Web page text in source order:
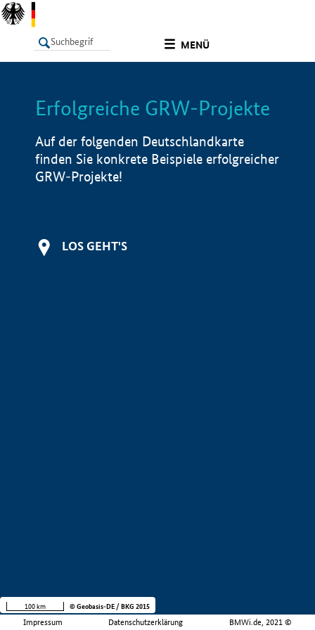
MENÜ
LISTE Info
Erfolgreiche GRW-Projekte
Auf der folgenden Deutschlandkarte
finden Sie konkrete Beispiele erfolgreicher
GRW-Projekte!
LOS GEHT'S
Impressum Datenschutzerklärung BMWi.de, 2021 ©
100 km © Geobasis-DE / BKG 2015